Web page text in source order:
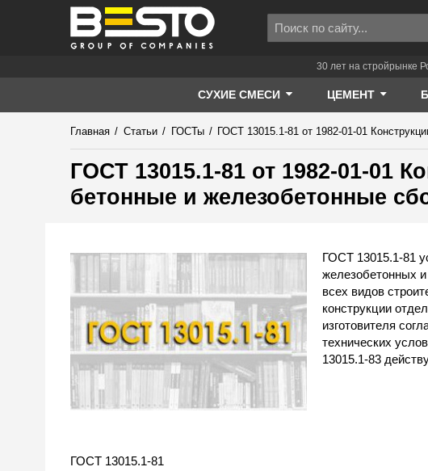
30 лет на стройрынке
СУХИЕ СМЕСИ ЦЕМЕНТ
Главная / Статьи / ГОСТы / ГОСТ 13015.1-81 от 1982-01-01
ГОСТ 13015.1-81 от 1982-01-01
бетонные и железобетонные
ГОСТ 13015.1-81
железобетонных
всех видов
конструкции
изготовителя
технических
13015.1-83
ГОСТ 13015.1-81